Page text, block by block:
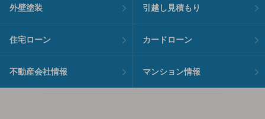
外壁塗装 引越し見積もり
住宅ローン カードローン
不動産会社情報 マンション情報